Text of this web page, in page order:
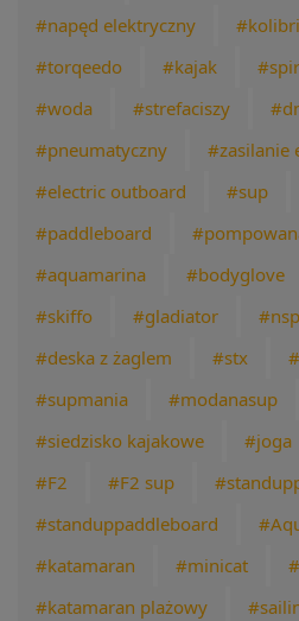
#napęd elektryczny #kolibri
#torqeedo
#kajak
#woda
#strefaciszy
#pneumatyczny
#zasilanie
#electric outboard
#sup
#paddleboard
#aquamarina
#bodyglove
#skiffo
#gladiator #nsp
#deska z żaglem
#stx
#supmania
#modanasup
#siedzisko kajakowe
#joga
#F2
#F2 sup
#standuppaddleboard
#katamaran
#minicat
#katamaran plażowy